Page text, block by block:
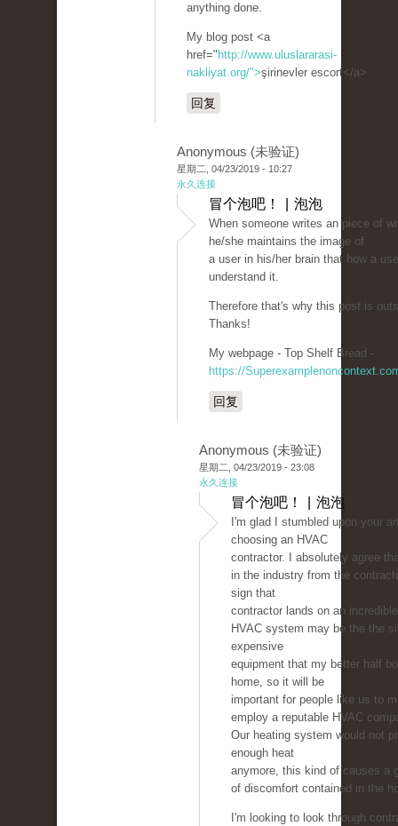
anything done.
My blog post <a
href=" http://www.uluslararasi-
nakliyat.org/">şirinevler escort</a>
回复
Anonymous (未验证)
星期二, 04/23/2019 - 10:27
永久连接
冒个泡吧！ | 泡泡
When someone writes an piece of
he/she maintains the image of
a user in his/her brain that how a
understand it.
Therefore that's why this post is
Thanks!
My webpage - Top Shelf Bread -
https://
回复
Anonymous (未验证)
星期二, 04/23/2019 - 23:08
永久连接
冒个泡吧！ | 泡泡
I'm glad I stumbled upon your
choosing an HVAC
contractor. I absolutely agree
in the industry from the
sign that
contractor lands on an
HVAC system may be the the
expensive
equipment that my better half
home, so it will be
important for people like us to
employ a reputable HVAC
Our heating system would not
enough heat
anymore, this kind of causes a
of discomfort contained in the
I'm looking to look through